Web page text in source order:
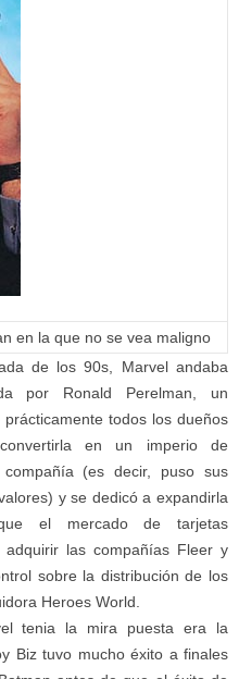
en la que no se vea maligno
de los 90s, Marvel andaba
por Ronald Perelman, un
todos los dueños
en un imperio de
(es decir, puso sus
y se dedicó a expandirla
el mercado de tarjetas
adquirir las compañías Fleer y
sobre la distribución de los
Heroes World.
tenia la mira puesta era la
Biz tuvo mucho éxito a finales